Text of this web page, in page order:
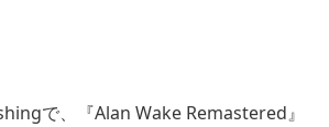
で、『Alan Wake Remastered』